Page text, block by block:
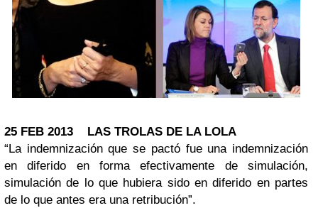
25 FEB 2013
LAS TROLAS DE LA LOLA
“La indemnización que se pactó fue una indemnización
en diferido en forma efectivamente de simulación,
simulación de lo que hubiera sido en diferido en partes
de lo que antes era una retribución”.